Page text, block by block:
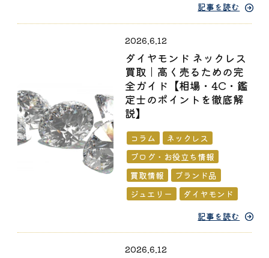
記事を読む
2026.6.12
ダイヤモンド ネックレス
買取｜高く売るための完
全ガイド【相場・4C・鑑
定士のポイントを徹底解
説】
コラム
ネックレス
ブログ・お役立ち情報
買取情報
ブランド品
ジュエリー
ダイヤモンド
記事を読む
2026.6.12